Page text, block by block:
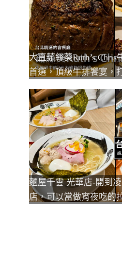
大直茹絲葵Ruth’s
首選，頂級牛排饗宴，
麵屋千雲 光華店-開到
店，可以當做宵夜吃的